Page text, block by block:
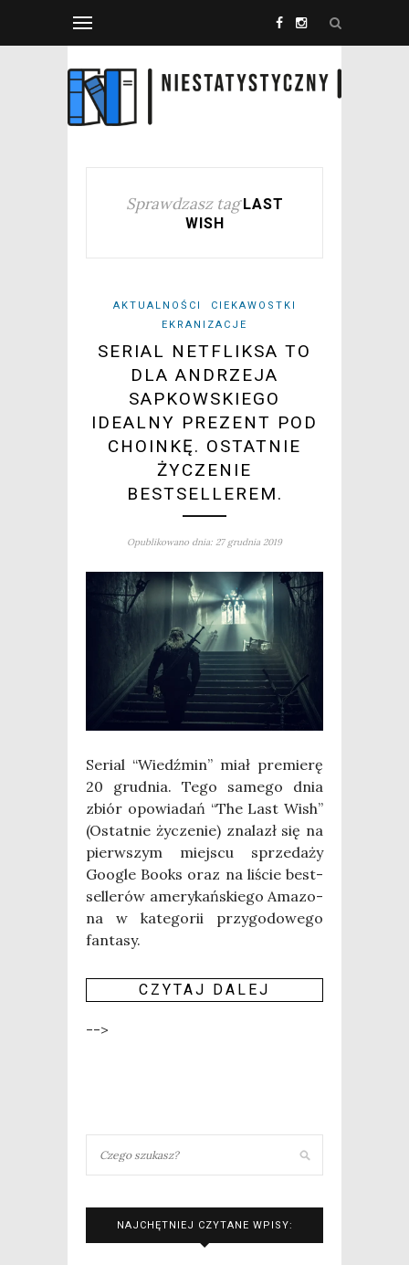
Sprawdzasz tag LAST
WISH
AKTUALNOŚCI
CIEKAWOSTKI
EKRANIZACJE
SERIAL NETFLIKSA TO
DLA ANDRZEJA
SAPKOWSKIEGO
IDEALNY PREZENT POD
CHOINKĘ. OSTATNIE
ŻYCZENIE
BESTSELLEREM.
Opublikowano dnia: 27 grudnia 2019
Serial “Wiedź­min” miał pre­mie­rę
20 grud­nia. Tego same­go dnia
zbiór opo­wia­dań “The Last Wish”
(Ostat­nie życze­nie) zna­lazł się na
pierw­szym miej­scu sprze­da­ży
Google Books oraz na liście best­
sel­le­rów ame­ry­kań­skie­go Ama­zo­
na w kate­go­rii przy­go­do­we­go
fan­ta­sy.
CZY­TAJ DALEJ
-->
NAJCHĘTNIEJ CZYTANE WPISY: